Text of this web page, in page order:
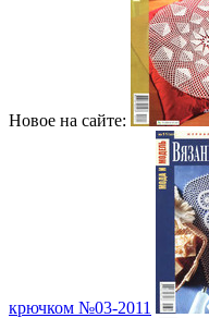
Новое на сайте:
крючком №03-2011